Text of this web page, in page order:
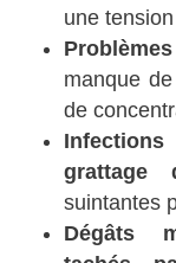
une
manque
de
grattage
suintantes
Dégâts